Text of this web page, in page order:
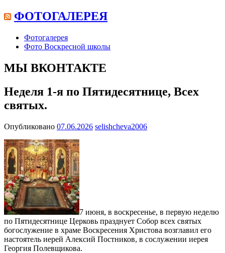
ФОТОГАЛЕРЕЯ
Фотогалерея
Фото Воскресной школы
МЫ ВКОНТАКТЕ
Неделя 1-я по Пятидесятнице, Всех
святых.
Опубликовано 07.06.2026 selishcheva2006
7 июня, в воскресенье, в первую неделю
по Пятидесятнице Церковь празднует Собор всех святых
богослужение в храме Воскресения Христова возглавил его
настоятель иерей Алексий Постников, в сослужении иерея
Георгия Полевщикова.